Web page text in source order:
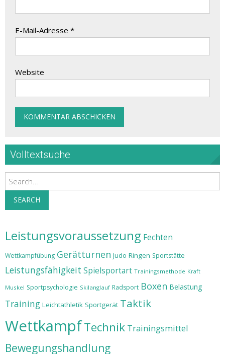
E-Mail-Adresse *
Website
Volltextsuche
Search
SEARCH
Leistungsvoraussetzung Fechten
Wettkampfübung Gerätturnen Judo Ringen Sportstätte
Leistungsfähigkeit Spielsportart Trainingsmethode Kraft
Muskel Sportpsychologie Skilanglauf Radsport Boxen Belastung
Training Leichtathletik Sportgerät Taktik
WettkampfTechnik Trainingsmittel
Bewegungshandlung